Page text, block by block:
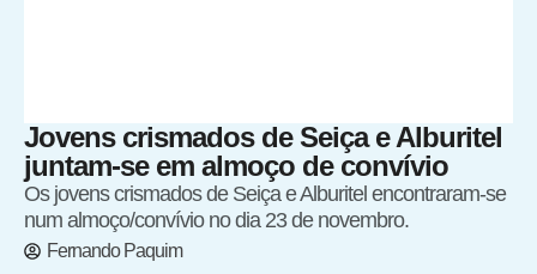
Jovens crismados de Seiça e Alburitel
juntam-se em almoço de convívio
Os jovens crismados de Seiça e Alburitel encontraram-se
num almoço/convívio no dia 23 de novembro.
Fernando Paquim